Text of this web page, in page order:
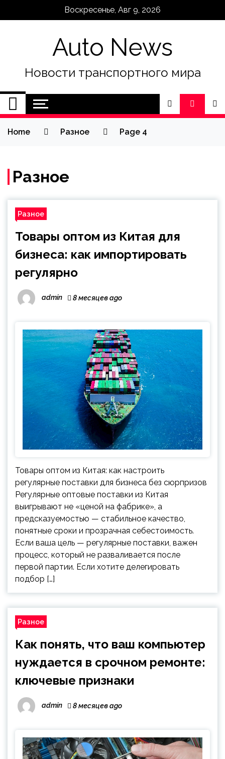
Воскресенье, Авг 9, 2026
Auto News
Новости транспортного мира
Home Разное Page 4
Разное
Разное
Товары оптом из Китая для
бизнеса: как импортировать
регулярно
admin 8 месяцев ago
Товары оптом из Китая: как настроить
регулярные поставки для бизнеса без сюрпризов
Регулярные оптовые поставки из Китая
выигрывают не «ценой на фабрике», а
предсказуемостью — стабильное качество,
понятные сроки и прозрачная себестоимость.
Если ваша цель — регулярные поставки, важен
процесс, который не разваливается после
первой партии. Если хотите делегировать
подбор […]
Разное
Как понять, что ваш компьютер
нуждается в срочном ремонте:
ключевые признаки
admin 8 месяцев ago